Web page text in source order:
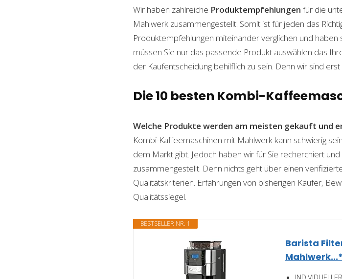
Wir haben zahlreiche Produktempfehlungen für die
Mahlwerk zusammengestellt. Somit ist für jeden das
Produktempfehlungen miteinander verglichen und
müssen Sie nur das passende Produkt auswählen das
der Kaufentscheidung behilflich zu sein. Denn wir sind
Die 10 besten Kombi-
Welche Produkte werden am meisten gekauft und
Kombi-Kaffeemaschinen mit Mahlwerk kann schwierig
dem Markt gibt. Jedoch haben wir für Sie recherchiert
zusammengestellt. Denn nichts geht über einen
Qualitätskriterien. Erfahrungen von bisherigen Käufer,
Qualitätssiegel.
BESTSELLER NR. 1
Barista
Mahlwerk...*